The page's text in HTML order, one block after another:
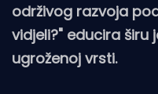
održivog razvoja
vidjeli?" educira širu
ugroženoj vrsti.